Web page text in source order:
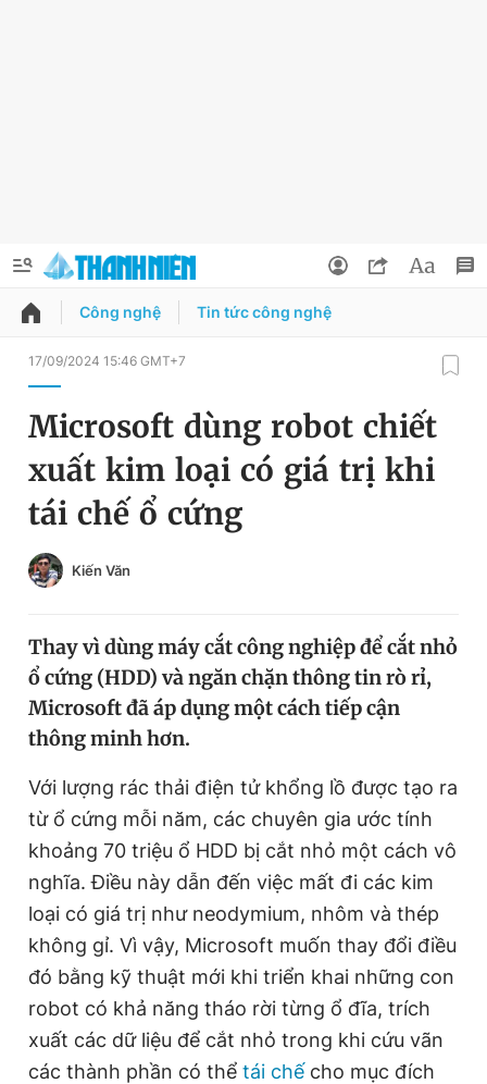
QUẢNG CÁO ĐẶT BÁO
Chuyên mục
Chuyên mục khác
Chào ngày mới
Video Magazine
Sản phẩm khác
Tiện ích Bạn cần biết
Thông tin tòa soạn Liên hệ quảng cáo
Đọc Thanh Niên trên điện thoại
Đổi mật khẩu
Tin đã lưu
Công nghệ Tin tức công nghệ
17/09/2024 15:46 GMT+7
Microsoft dùng robot chiết
xuất kim loại có giá trị khi
tái chế ổ cứng
Kiến Văn
Thay vì dùng máy cắt công nghiệp để cắt nhỏ
ổ cứng (HDD) và ngăn chặn thông tin rò rỉ,
Microsoft đã áp dụng một cách tiếp cận
thông minh hơn.
Với lượng rác thải điện tử khổng lồ được tạo ra
từ ổ cứng mỗi năm, các chuyên gia ước tính
khoảng 70 triệu ổ HDD bị cắt nhỏ một cách vô
nghĩa. Điều này dẫn đến việc mất đi các kim
loại có giá trị như neodymium, nhôm và thép
không gỉ. Vì vậy, Microsoft muốn thay đổi điều
đó bằng kỹ thuật mới khi triển khai những con
robot có khả năng tháo rời từng ổ đĩa, trích
xuất các dữ liệu để cắt nhỏ trong khi cứu vãn
các thành phần có thể tái chế cho mục đích